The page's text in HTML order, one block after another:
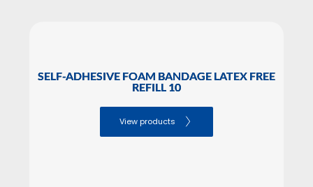
SELF-ADHESIVE FOAM BANDAGE LATEX FREE
REFILL 10
View products